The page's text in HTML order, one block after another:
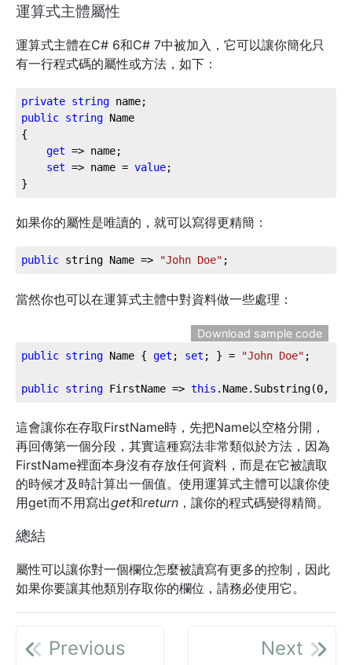
運算式主體屬性
運算式主體在C# 6和C# 7中被加入，它可以讓你簡化只
有一行程式碼的屬性或方法，如下：
private string
public string Name
{
get => name;
set => name = value;
如果你的屬性是唯讀的，就可以寫得更精簡：
public string Name => "John Doe" ;
當然你也可以在運算式主體中對資料做一些處理：
Download sample code
public string Name { get ; set ; } = "John Doe" ;
public string FirstName => this .Name.Substring(0,
這會讓你在存取FirstName時，先把Name以空格分開，
再回傳第一個分段，其實這種寫法非常類似於方法，因為
FirstName裡面本身沒有存放任何資料，而是在它被讀取
的時候才及時計算出一個值。使用運算式主體可以讓你使
用get而不用寫出get和return ，讓你的程式碼變得精簡。
總結
屬性可以讓你對一個欄位怎麼被讀寫有更多的控制，因此
如果你要讓其他類別存取你的欄位，請務必使用它。
Previous Next